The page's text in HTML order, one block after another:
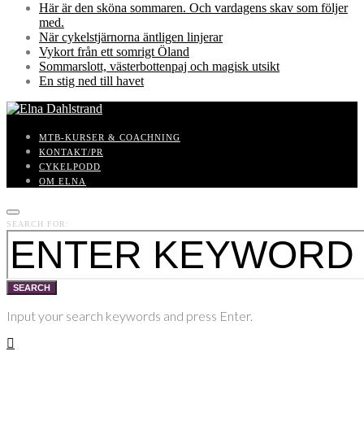
Här är den sköna sommaren. Och vardagens skav som följer
med.
När cykelstjärnorna äntligen linjerar
Vykort från ett somrigt Öland
Sommarslott, västerbottenpaj och magisk utsikt
En stig ned till havet
MTB-KURSER & COACHNING
KONTAKT/PR
CYKELPODD
OM ELNA
SEARCH FOR:
SEARCH
Input your search keywords and press Enter.